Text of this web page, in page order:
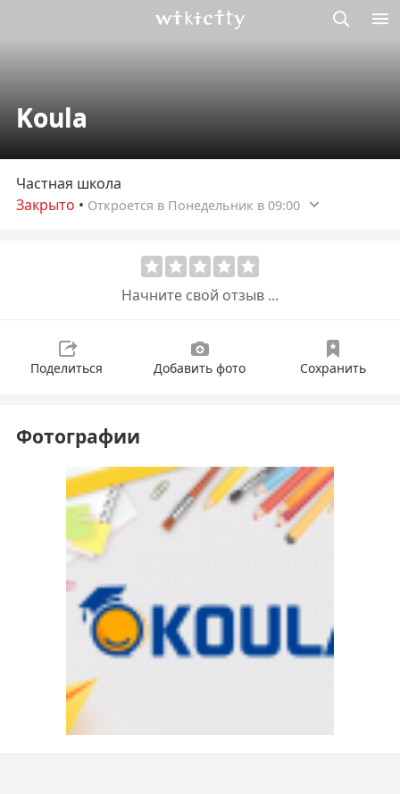
Koula
Частная школа
Закрыто • Откроется в Понедельник в 09:00
Начните свой отзыв ...
Поделиться Добавить фото Сохранить
Фотографии